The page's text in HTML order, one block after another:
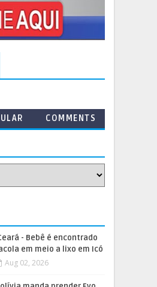
COMMENTS
- Bebê é encontrado
em meio a lixo em Icó
Aug 02, 2026